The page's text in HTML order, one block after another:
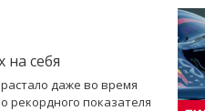
себя
даже во время
рекордного показателя